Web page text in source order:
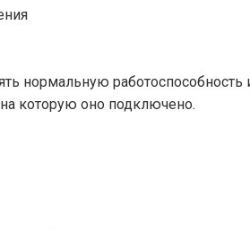
нормальную
которую оно подключено.